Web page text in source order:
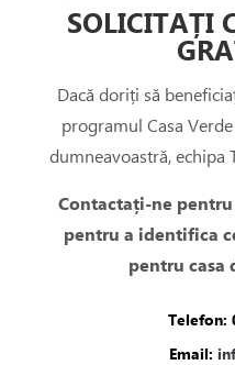
SOLICITAȚI
Dacă doriți să
programul Casa
dumneavoastră, echipa
Contactați-ne
pentru a identifica
pentru casa
Telefon:
Email: